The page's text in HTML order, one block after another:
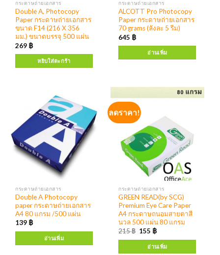
กระดาษถ่ายเอกสาร
ALCOTT Pro Photocopy
Paper กระดาษถ่ายเอกสาร
70 grams (ลังละ 5 รีม)
645 ฿
อ่านเพิ่ม
กระดาษถ่ายเอกสาร
Double A Photocopy
paper กระดาษถ่ายเอกสาร
A4 80 แกรม /500 แผ่น
139 ฿
อ่านเพิ่ม
กระดาษถ่ายเอกสาร
Double A, Photocopy
Paper กระดาษถ่ายเอกสาร
ขนาด F14 (216 X 356
มม.) ขนาดบรรจุ 500 แผ่น
269 ฿
หยิบใส่ตะกร้า
ลดราคา!
กระดาษถ่ายเอกสาร
GREEN READ(by SCG)
Premium Eye Care Paper
A4 กระดาษถนอมสายตาสี
นวล 500 แผ่น 80 แกรม
215฿ 155 ฿
อ่านเพิ่ม